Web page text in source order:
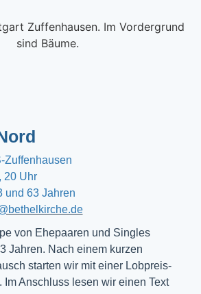
Zuffenhausen
20 Uhr
und 63 Jahren
von Ehepaaren und Singles
Jahren. Nach einem kurzen
starten wir mit einer Lobpreis-
Im Anschluss lesen wir einen Text